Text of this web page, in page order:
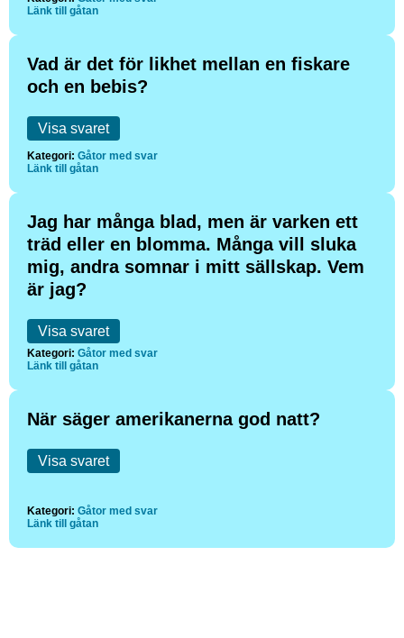
Länk till gåtan
Vad är det för likhet mellan en fiskare
och en bebis?
Visa svaret
Kategori: Gåtor med svar
Länk till gåtan
Jag har många blad, men är varken ett
träd eller en blomma. Många vill sluka
mig, andra somnar i mitt sällskap. Vem
är jag?
Visa svaret
Kategori: Gåtor med svar
Länk till gåtan
När säger amerikanerna god natt?
Visa svaret
Kategori: Gåtor med svar
Länk till gåtan